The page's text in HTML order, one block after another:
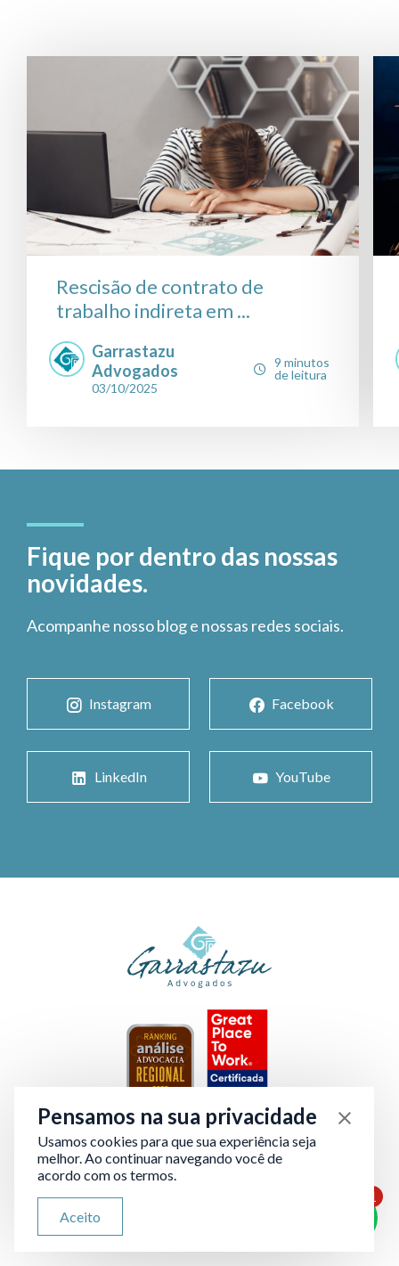
Rescisão de contrato de
trabalho indireta em ...
Garrastazu
Advogados
03/10/2025
9 minutos
de leitura
Fique por dentro das nossas
novidades.
Acompanhe nosso blog e nossas redes sociais.
Instagram Facebook
LinkedIn YouTube
Verificada por
1
Pensamos na sua privacidade
Usamos cookies para que sua experiência seja
melhor. Ao continuar navegando você de
acordo com os termos.
Aceito